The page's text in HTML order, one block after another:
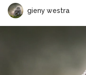
gieny westra